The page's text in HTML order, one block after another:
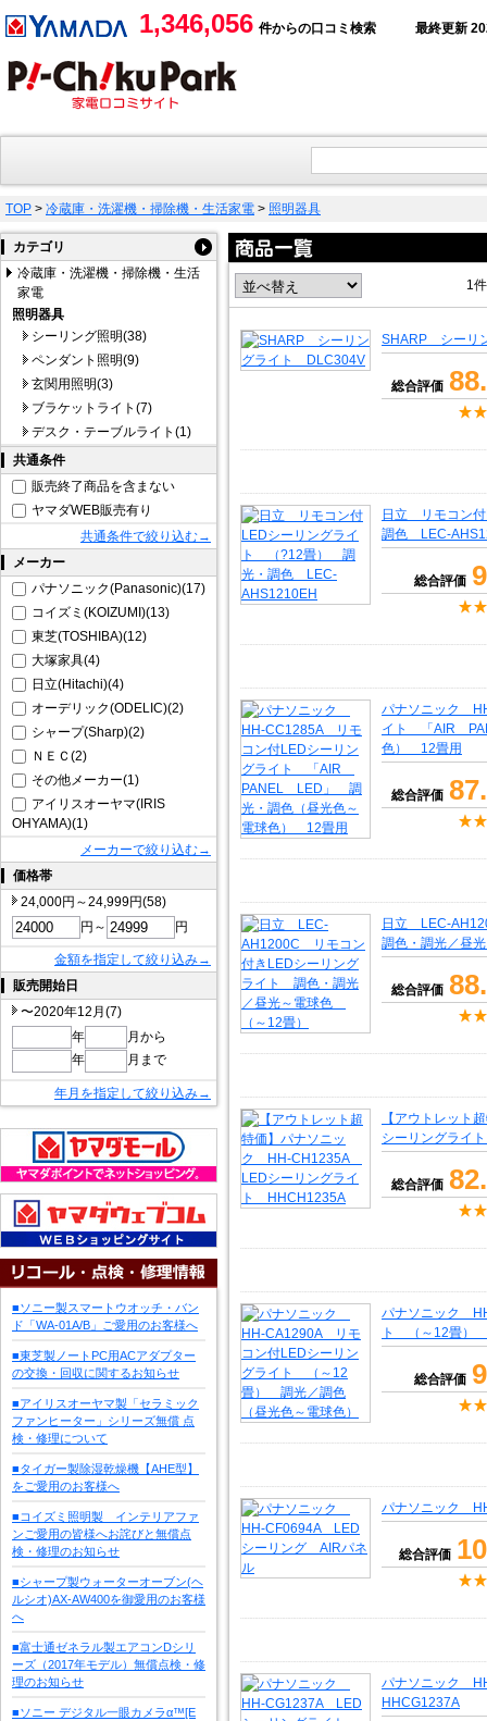
1,346,056 件からの口コミ検索 最終更新
TOP > 冷蔵庫・洗濯機・掃除機・生活家電 > 照明器具
カテゴリ
冷蔵庫・洗濯機・掃除機・生活
家電
照明器具
シーリング照明(38)
ペンダント照明(9)
玄関用照明(3)
ブラケットライト(7)
デスク・テーブルライト(1)
共通条件
販売終了商品を含まない
ヤマダWEB販売有り
共通条件で絞り込む→
メーカー
パナソニック(Panasonic)(17)
コイズミ(KOIZUMI)(13)
東芝(TOSHIBA)(12)
大塚家具(4)
日立(Hitachi)(4)
オーデリック(ODELIC)(2)
シャープ(Sharp)(2)
ＮＥＣ(2)
その他メーカー(1)
アイリスオーヤマ(IRIS
OHYAMA)(1)
メーカーで絞り込む→
価格帯
24,000円～24,999円(58)
円～
円
金額を指定して絞り込み→
販売開始日
〜2020年12月(7)
年
月から
年
月まで
年月を指定して絞り込み→
■ソニー製スマートウオッチ・バン
ド「WA-01A/B」ご愛用のお客様へ
■東芝製ノートPC用ACアダプター
の交換・回収に関するお知らせ
■アイリスオーヤマ製「セラミック
ファンヒーター」シリーズ無償 点
検・修理について
■タイガー製除湿乾燥機【AHE型】
をご愛用のお客様へ
■コイズミ照明製 インテリアファ
ンご愛用の皆様へお詫びと無償点
検・修理のお知らせ
■シャープ製ウォーターオーブン(ヘ
ルシオ)AX-AW400を御愛用のお客様
へ
■富士通ゼネラル製エアコンDシリ
ーズ（2017年モデル）無償点検・修
理のお知らせ
■ソニー デジタル一眼カメラα™[E
1
SHARP シーリ
総合評価
日立 リモコン
調色 LEC-
総合評価
パナソニック
イト 「AIR
色） 12畳用
総合評価
日立 LEC-
調色・調光／昼
総合評価
【アウトレッ
シーリングライ
総合評価
パナソニック
ト （～12畳）
総合評価
パナソニック
総合評価
パナソニック
HHCG1237A